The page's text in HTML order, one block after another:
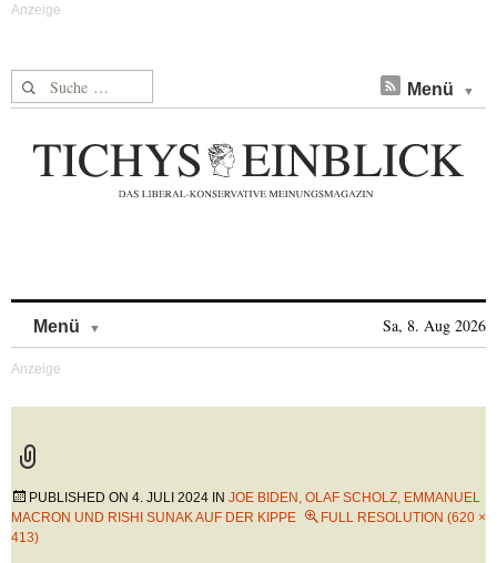
Suche nach: Menü
Menü Sa, 8. Aug 2026
PUBLISHED ON 4. JULI 2024 IN JOE BIDEN, OLAF SCHOLZ, EMMANUEL
MACRON UND RISHI SUNAK AUF DER KIPPE
FULL RESOLUTION (620 ×
413)